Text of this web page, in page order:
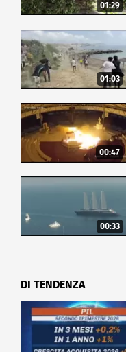
01:29
01:03
00:47
00:33
DI TENDENZA